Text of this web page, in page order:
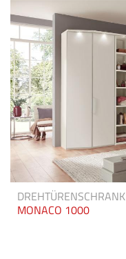
DREHTÜRENSCHRANK
MONACO 1000